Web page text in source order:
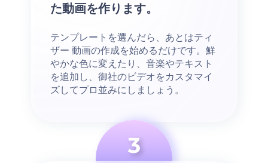
た動画を作ります。
テンプレートを選んだら、あとはティ
ザー 動画の作成を始めるだけです。鮮
やかな色に変えたり、音楽やテキスト
を追加し、御社のビデオをカスタマイ
ズしてプロ並みにしましょう。